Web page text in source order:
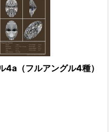
4a（フルアングル4種）